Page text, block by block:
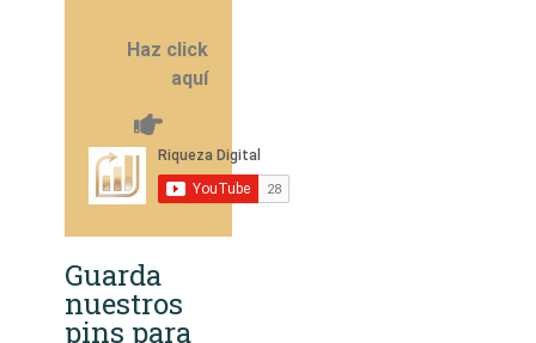
Haz click
aquí
Guarda
nuestros
pins para